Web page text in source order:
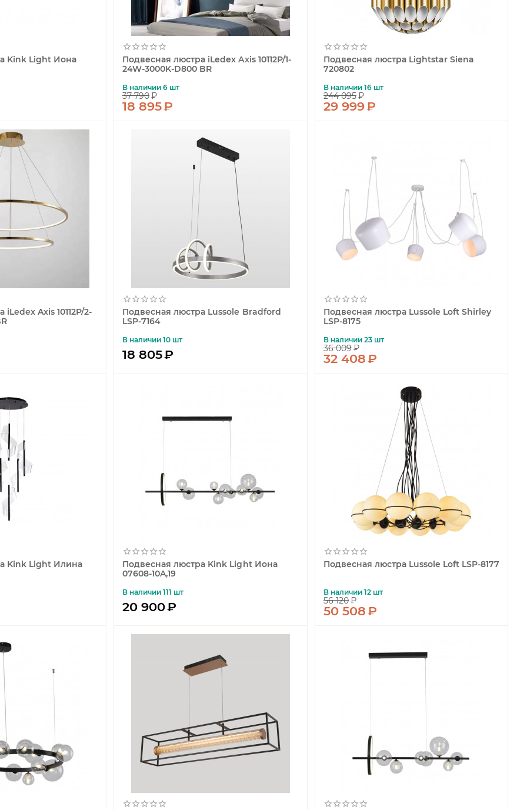
Kink Light Иона
Подвесная люстра iLedex Axis 10112P/1-
24W-3000K-D800 BR
В наличии 6 шт
37 790₽
18 895₽
Подвесная люстра Lightstar Siena
720802
В наличии 16 шт
244 095₽
29 999₽
Axis 10112P/2-
Подвесная люстра Lussole Bradford
LSP-7164
В наличии 10 шт
18 805₽
Подвесная люстра Lussole Loft Shirley
LSP-8175
В наличии 23 шт
36 009₽
32 408₽
Kink Light Илина
Подвесная люстра Kink Light Иона
07608-10A,19
В наличии 111 шт
20 900₽
Подвесная люстра Lussole Loft LSP-8177
В наличии 12 шт
56 120₽
50 508₽